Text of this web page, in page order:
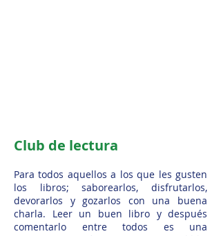
Club de lectura
Para todos aquellos a los que les gusten
los libros; saborearlos, disfrutarlos,
devorarlos y gozarlos con una buena
charla. Leer un buen libro y después
comentarlo entre todos es una